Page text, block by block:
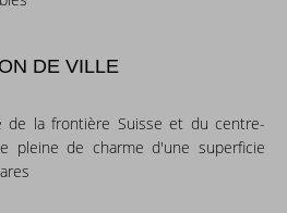
DE VILLE
de la frontière Suisse et du centre-
pleine de charme d'une superficie